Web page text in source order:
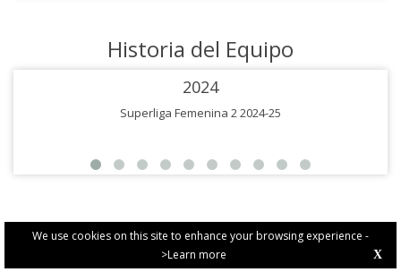
We use cookies on this site to enhance your browsing experience -
>Learn more
X
Historia del Equipo
2024
Superliga Femenina 2 2024-25